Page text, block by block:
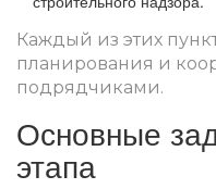
Каждый из этих
планирования и
подрядчиками.
Основные
этапа